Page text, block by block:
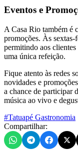
Eventos e
A Casa Rio também é
promoções. Às
permitindo aos
uma única refeição.
Fique atento às redes
novidades e
a chance de participar
música ao vivo e
#Tatuapé Gastronomia
Compartilhar: